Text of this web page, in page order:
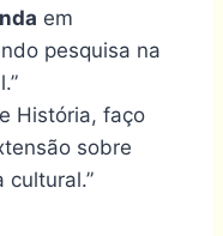
em
pesquisa na
História, faço
sobre
cultural.”